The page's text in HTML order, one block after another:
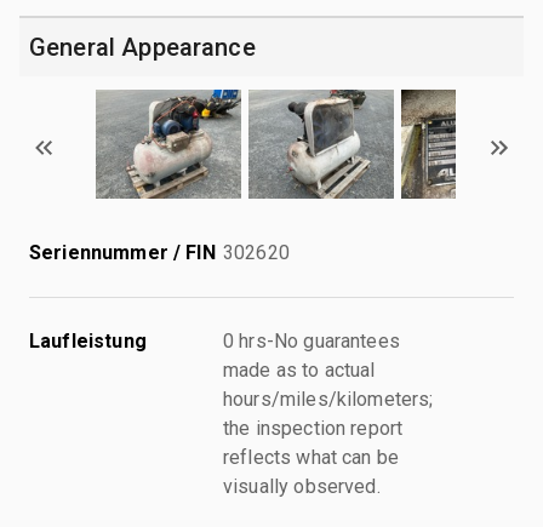
General Appearance
Seriennummer / FIN 302620
Laufleistung
0 hrs-No guarantees
made as to actual
hours/miles/kilometers;
the inspection report
reflects what can be
visually observed.